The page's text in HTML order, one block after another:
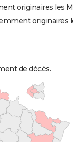
originaires les
originaires
de décès.